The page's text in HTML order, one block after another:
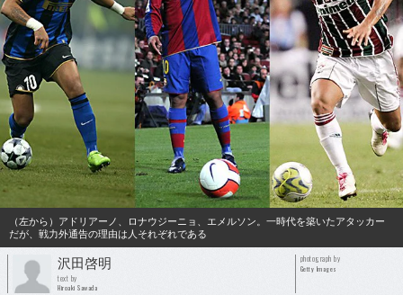
（左から）アドリアーノ、ロナウジーニョ、エメルソン。一時代を築いたアタッカー
だが、戦力外通告の理由は人それぞれである
沢田啓明
text by
Hiroaki Sawada
photograph by
Getty Images